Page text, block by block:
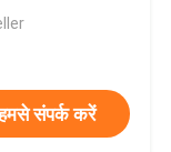
संपर्क करें